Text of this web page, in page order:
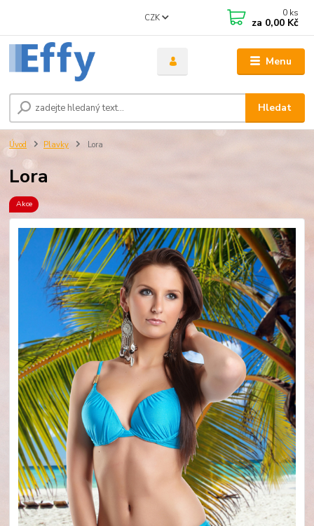
Menu
CZK
Hledat
0 ks
za 0,00 Kč
Úvod Plavky Lora
Lora
Akce